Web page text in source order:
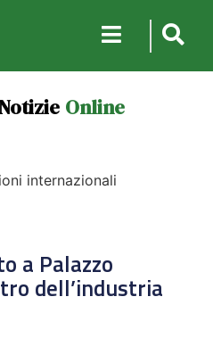
Online
internazionali
a Palazzo
dell’industria